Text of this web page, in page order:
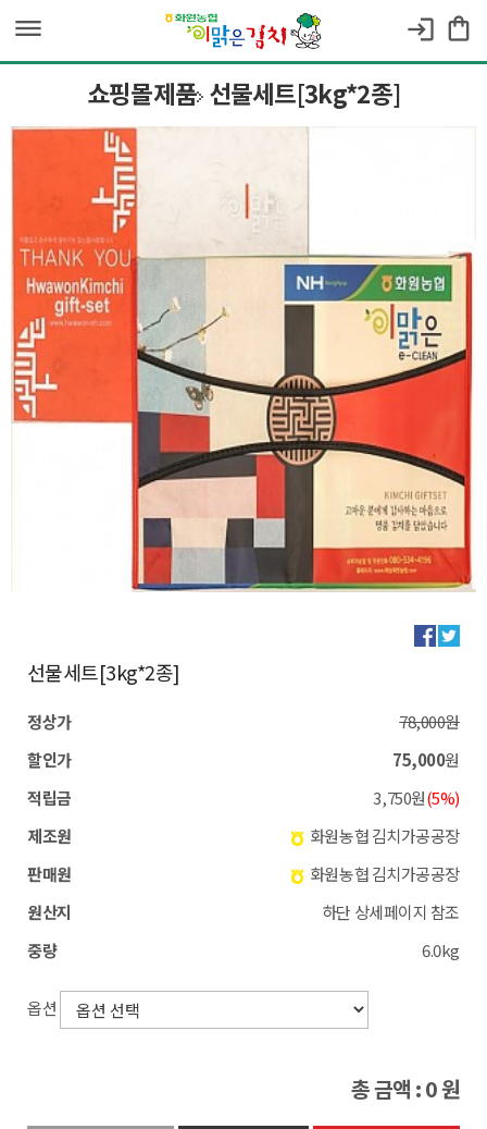
dehaze login shopping_bag
쇼핑몰제품 선물세트[3kg*2종]
선물세트[3kg*2종]
정상가
78,000원
할인가
75,000원
적립금
3,750원(5%)
제조원
화원농협 김치가공공장
판매원
화원농협 김치가공공장
원산지
하단 상세페이지 참조
중량
6.0kg
옵션
총 금액 :0원